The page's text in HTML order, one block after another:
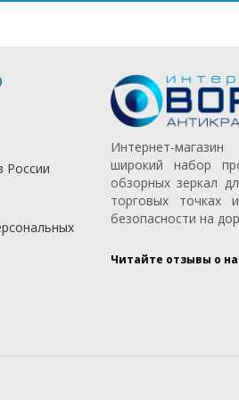
России
Интернет-
широкий набор
обзорных зеркал
торговых точках
безопасности на
Читайте отзывы о